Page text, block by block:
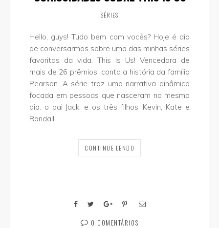
SÉRIES
Hello, guys! Tudo bem com vocês? Hoje é dia
de conversarmos sobre uma das minhas séries
favoritas da vida: This Is Us! Vencedora de
mais de 26 prêmios, conta a história da família
Pearson. A série traz uma narrativa dinâmica
focada em pessoas que nasceram no mesmo
dia: o pai Jack, e os três filhos: Kevin, Kate e
Randall.
CONTINUE LENDO
0 COMENTÁRIOS